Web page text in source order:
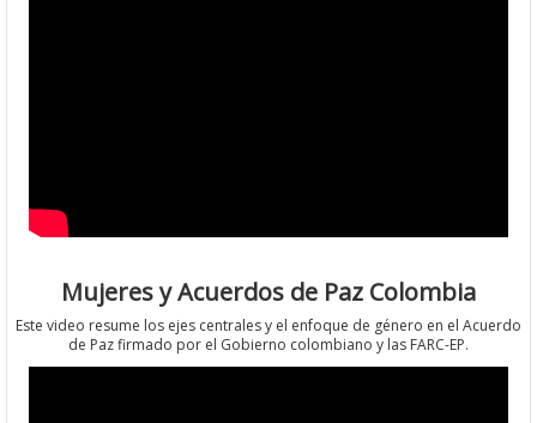
Mujeres y Acuerdos de Paz Colombia
Este video resume los ejes centrales y el enfoque de género en el Acuerdo
de Paz firmado por el Gobierno colombiano y las FARC-EP.